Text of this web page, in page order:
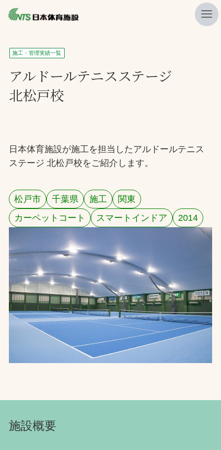
私たちの強み
ニュース
プレスリリース
施工・管理実績一覧
会社概要
採用情報
検索
お取引先の皆様へ
プライバシーポリシー
ソーシャルメディアポリシー
InstagramFacebookYouTube
施工・管理実績一覧
アルドールテニスステージ
北松戸校
日本体育施設が施工を担当したアルドールテニス
ステージ 北松戸校をご紹介します。
松戸市 千葉県 施工
関東
カーペットコート
スマートインドア 2014
施設概要